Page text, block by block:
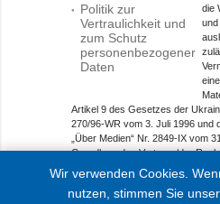
Politik zur
Vertraulichkeit und
zum Schutz
personenbezogener
Daten
die
und
Artikel 9 des Gesetzes der
270/96-WR vom 3. Juli 1996 und
„Über Medien“ Nr. 2849-IX vom
Grundlage des Vertrags/der
Objekt im Bereich Onlinemedien;
Wir verwenden Cookies.
nutzen, stimmen Sie